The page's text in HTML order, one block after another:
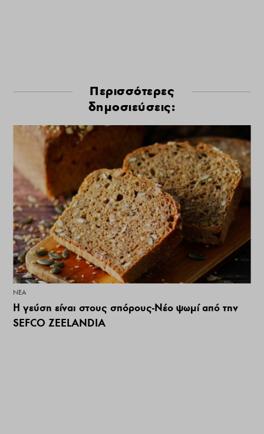
Περισσότερες
δημοσιεύσεις:
ΝΕΑ
Η γεύση είναι στους σπόρους-Νέο ψωμί από την
SEFCO ZEELANDIA